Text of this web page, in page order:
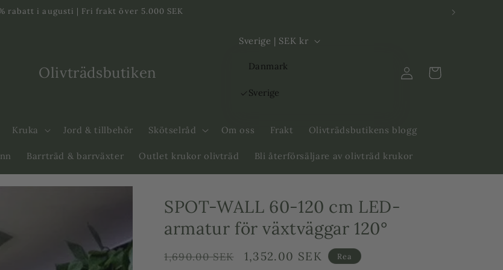
rabatt i augusti | Fri frakt över 5.000 SEK
Olivträdsbutiken
Kruka Jord & tillbehör Skötselråd Om oss Frakt Olivträdsbutikens blogg
Barrträd & barrväxter Outlet krukor olivträd Bli återförsäljare av olivträd krukor
L
R
e
o
n
Sverige | SEK kr
Danmark
Sverige
Logga
in
Varukorg
SPOT-WALL 60-120 cm LED-
armatur för växtväggar 120°
Ordinarie
1,690.00 SEK Försäljningspris
1,352.00 SEK
Rea